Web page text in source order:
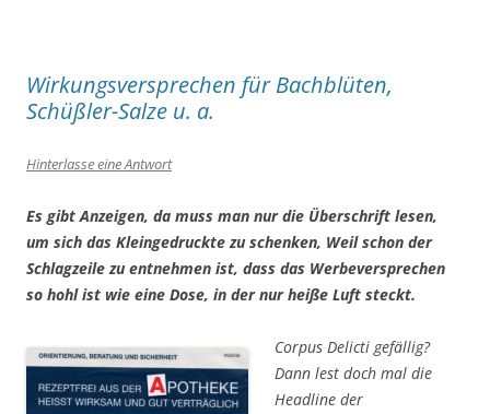
Wirkungsversprechen für Bachblüten,
Schüßler-Salze u. a.
Hinterlasse eine Antwort
Es gibt Anzeigen, da muss man nur die Überschrift lesen,
um sich das Kleingedruckte zu schenken, Weil schon der
Schlagzeile zu entnehmen ist, dass das Werbeversprechen
so hohl ist wie eine Dose, in der nur heiße Luft steckt.
Corpus Delicti gefällig?
Dann lest doch mal die
Headline der